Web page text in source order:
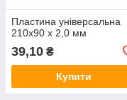
Пластина універсальна
210х90 х 2,0 мм
39,10 ₴
Купити